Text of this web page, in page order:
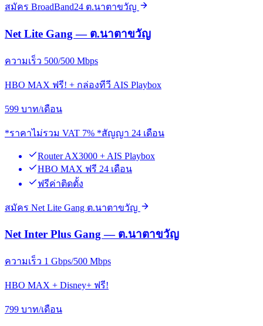
สมัคร BroadBand24 ต.นาตาขวัญ
Net Lite Gang — ต.นาตาขวัญ
ความเร็ว 500/500 Mbps
HBO MAX ฟรี! + กล่องทีวี AIS Playbox
599 บาท/เดือน
*ราคาไม่รวม VAT 7% *สัญญา 24 เดือน
Router AX3000 + AIS Playbox
HBO MAX ฟรี 24 เดือน
ฟรีค่าติดตั้ง
สมัคร Net Lite Gang ต.นาตาขวัญ
Net Inter Plus Gang — ต.นาตาขวัญ
ความเร็ว 1 Gbps/500 Mbps
HBO MAX + Disney+ ฟรี!
799 บาท/เดือน